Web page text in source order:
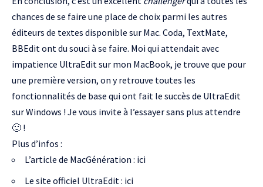
chances de se faire une place de choix parmi les autres
éditeurs de textes disponible sur Mac. Coda, TextMate,
BBEditont du souci à se faire. Moi qui attendait avec
impatience UltraEdit sur mon MacBook, je trouve que pour
une première version, on y retrouve toutes les
fonctionnalités de base qui ont fait le succès de UltraEdit
sur Windows ! Je vous invite à l’essayer sans plus attendre
🙂 !
Plus d’infos :
L’article de MacGénération : ici
Le site officiel UltraEdit : ici